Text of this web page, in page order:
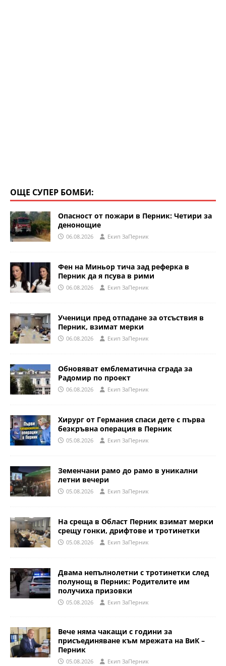
ОЩЕ СУПЕР БОМБИ:
Опасност от пожари в Перник: Четири за
денонощие
06.08.2026 Eкип ЗаПерник
Фен на Миньор тича зад реферка в
Перник да я псува в рими
06.08.2026 Eкип ЗаПерник
Ученици пред отпадане за отсъствия в
Перник, взимат мерки
06.08.2026 Eкип ЗаПерник
Обновяват емблематична сграда за
Радомир по проект
06.08.2026 Eкип ЗаПерник
Хирург от Германия спаси дете с първа
безкръвна операция в Перник
05.08.2026 Eкип ЗаПерник
Земенчани рамо до рамо в уникални
летни вечери
05.08.2026 Eкип ЗаПерник
На среща в Област Перник взимат мерки
срещу гонки, дрифтове и тротинетки
05.08.2026 Eкип ЗаПерник
Двама непълнолетни с тротинетки след
полунощ в Перник: Родителите им
получиха призовки
05.08.2026 Eкип ЗаПерник
Вече няма чакащи с години за
присъединяване към мрежата на ВиК –
Перник
05.08.2026 Eкип ЗаПерник